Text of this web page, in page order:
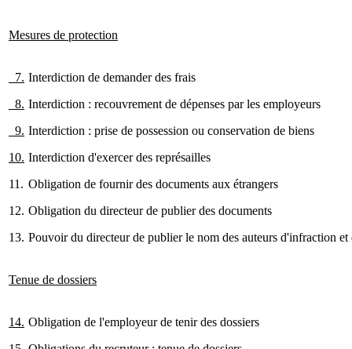
Mesures de protection
7.
8.
9.
10.
11.
12.
13.
Interdiction de demander des frais
Interdiction : recouvrement de dépenses par les employeurs
Interdiction : prise de possession ou conservation de biens
Interdiction d'exercer des représailles
Obligation de fournir des documents aux étrangers
Obligation du directeur de publier des documents
Pouvoir du directeur de publier le nom des auteurs d'infraction et
Tenue de dossiers
14. Obligation de l'employeur de tenir des dossiers